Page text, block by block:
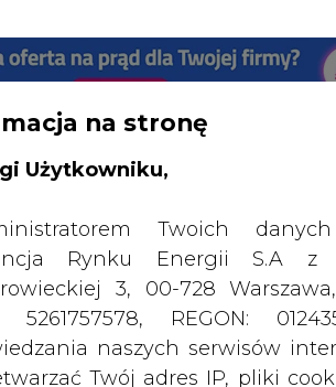
na stronę
Użytkowniku,
Rynku Energii S.A z
3, 00-728
5261757578, REGON:
naszych serwisów
Twój adres IP, pliki
lub urządzeń